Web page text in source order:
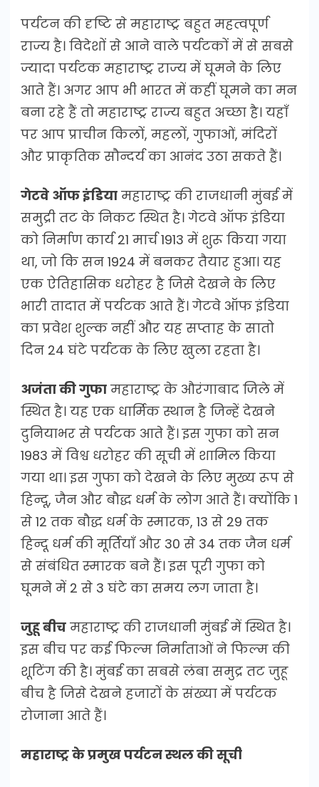
पर्यटन की दृष्टि से महाराष्ट्र बहुत महत्वपूर्ण
राज्य है। विदेशों से आने वाले पर्यटकों में से सबसे
ज्यादा पर्यटक महाराष्ट्र राज्य में घूमने के लिए
आते हैं। अगर आप भी भारत में कहीं घूमने का मन
बना रहे हैं तो महाराष्ट्र राज्य बहुत अच्छा है। यहाँ
पर आप प्राचीन किलों, महलों, गुफाओं, मंदिरों
और प्राकृतिक सौन्दर्य का आनंद उठा सकते हैं।
गेटवे ऑफ इंडिया महाराष्ट्र की राजधानी मुंबई में
समुद्री तट के निकट स्थित है। गेटवे ऑफ इंडिया
को निर्माण कार्य 21 मार्च 1913 में शुरू किया गया
था, जो कि सन 1924 में बनकर तैयार हुआ। यह
एक ऐतिहासिक धरोहर है जिसे देखने के लिए
भारी तादात में पर्यटक आते हैं। गेटवे ऑफ इंडिया
का प्रवेश शुल्क नहीं और यह सप्ताह के सातो
दिन 24 घंटे पर्यटक के लिए खुला रहता है।
अजंता की गुफा महाराष्ट्र के औरंगाबाद जिले में
स्थित है। यह एक धार्मिक स्थान है जिन्हें देखने
दुनियाभर से पर्यटक आते हैं। इस गुफा को सन
1983 में विश्व धरोहर की सूची में शामिल किया
गया था। इस गुफा को देखने के लिए मुख्य रूप से
हिन्दू, जैन और बौद्ध धर्म के लोग आते हैं। क्योंकि 1
से 12 तक बौद्ध धर्म के स्मारक, 13 से 29 तक
हिन्दू धर्म की मूर्तियाँ और 30 से 34 तक जैन धर्म
से संबंधित स्मारक बने हैं। इस पूरी गुफा को
घूमने में 2 से 3 घंटे का समय लग जाता है।
जुहू बीच महाराष्ट्र की राजधानी मुंबई में स्थित है।
इस बीच पर कई फिल्म निर्माताओं ने फिल्म की
शूटिंग की है। मुंबई का सबसे लंबा समुद्र तट जुहू
बीच है जिसे देखने हजारों के संख्या में पर्यटक
रोजाना आते हैं।
महाराष्ट्र के प्रमुख पर्यटन स्थल की सूची